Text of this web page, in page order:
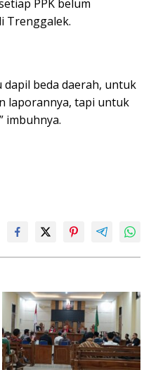
PPK belum
Trenggalek.
dapil beda daerah, untuk
laporannya, tapi untuk
imbuhnya.